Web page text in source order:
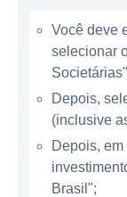
operações
Latina,
O portfólio
inteligência
ajuda a
Por meio
Você deve
selecionar
Depois,
(inclusive
Depois,
Brasil";